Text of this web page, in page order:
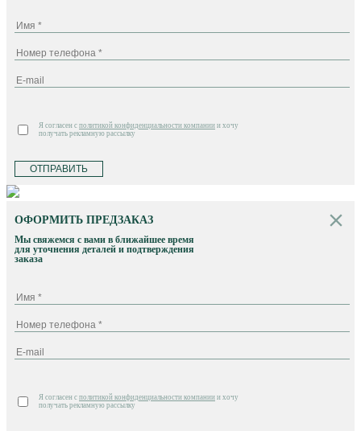
Я согласен с политикой конфиденциальности компании и хочу
получать рекламную рассылку
ОТПРАВИТЬ
ОФОРМИТЬ ПРЕДЗАКАЗ
Мы свяжемся с вами в ближайшее время
для уточнения деталей и подтверждения
заказа
Я согласен с политикой конфиденциальности компании и хочу
получать рекламную рассылку